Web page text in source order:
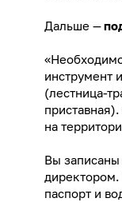
Дальше —
инструмент
(лестница-
на
Вы записаны
директором.
паспорт и